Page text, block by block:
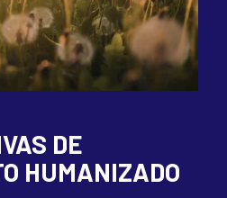
DE
HUMANIZADO